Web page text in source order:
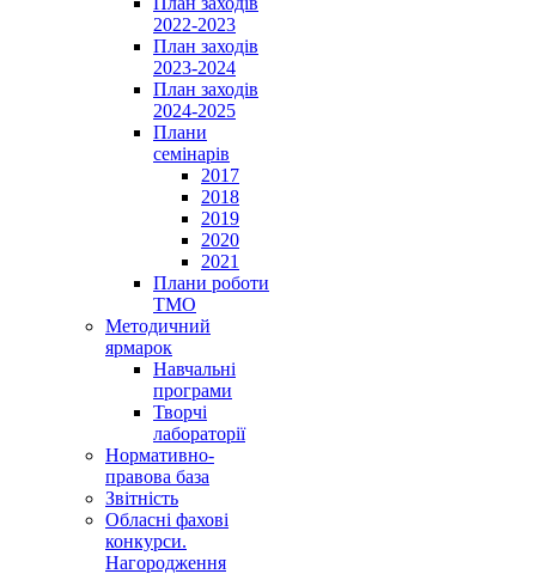
2022-2023
План заходів
2023-2024
План заходів
2024-2025
Плани
семінарів
2017
2018
2019
2020
2021
Плани роботи
ТМО
Методичний
ярмарок
Навчальні
програми
Творчі
лабораторії
Нормативно-
правова база
Звітність
Обласні фахові
конкурси.
Нагородження